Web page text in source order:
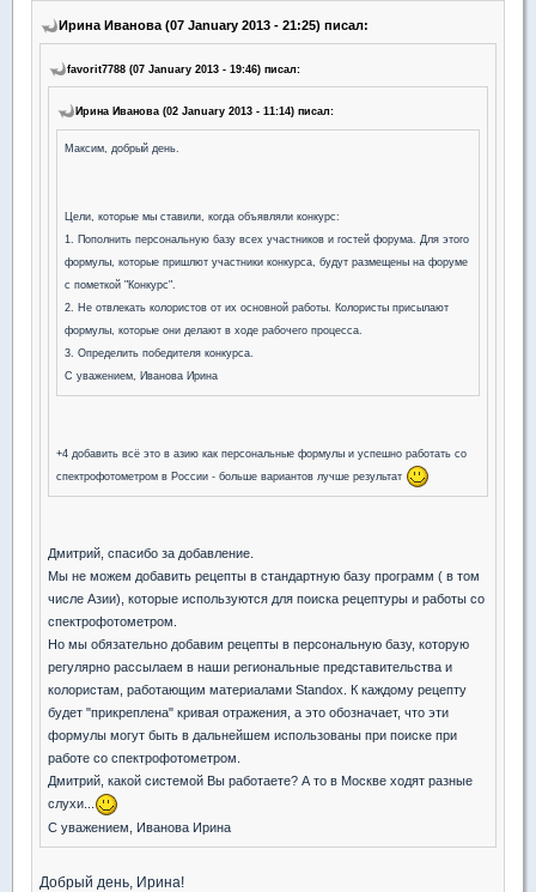
Ирина Иванова (07 January 2013 - 21:25) писал:
favorit7788 (07 January 2013 - 19:46) писал:
Ирина Иванова (02 January 2013 - 11:14) писал:
Максим, добрый день.
Цели, которые мы ставили, когда объявляли конкурс:
1. Пополнить персональную базу всех участников и гостей форума. Для этого
формулы, которые пришлют участники конкурса, будут размещены на форуме
с пометкой "Конкурс".
2. Не отвлекать колористов от их основной работы. Колористы присылают
формулы, которые они делают в ходе рабочего процесса.
3. Определить победителя конкурса.
С уважением, Иванова Ирина
+4 добавить всё это в азию как персональные формулы и успешно работать со
спектрофотометром в России - больше вариантов лучше результат
Дмитрий, спасибо за добавление.
Мы не можем добавить рецепты в стандартную базу программ ( в том
числе Азии), которые используются для поиска рецептуры и работы со
спектрофотометром.
Но мы обязательно добавим рецепты в персональную базу, которую
регулярно рассылаем в наши региональные представительства и
колористам, работающим материалами Standox. К каждому рецепту
будет "прикреплена" кривая отражения, а это обозначает, что эти
формулы могут быть в дальнейшем использованы при поиске при
работе со спектрофотометром.
Дмитрий, какой системой Вы работаете? А то в Москве ходят разные
слухи...
С уважением, Иванова Ирина
Добрый день, Ирина!